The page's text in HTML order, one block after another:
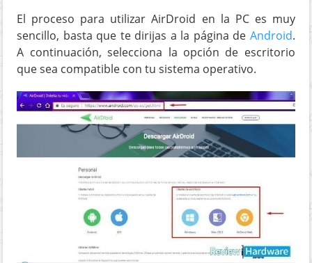
El proceso para utilizar AirDroid en la PC es muy
sencillo, basta que te dirijas a la página de Android.
A continuación, selecciona la opción de escritorio
que sea compatible con tu sistema operativo.